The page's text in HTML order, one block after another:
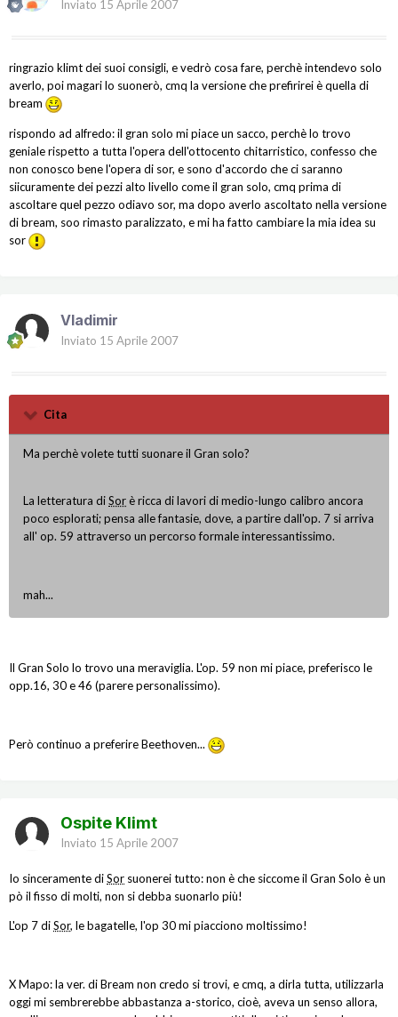
Inviato 15 Aprile 2007
ringrazio klimt dei suoi consigli, e vedrò cosa fare, perchè intendevo solo
averlo, poi magari lo suonerò, cmq la versione che prefirirei è quella di
bream
rispondo ad alfredo: il gran solo mi piace un sacco, perchè lo trovo
geniale rispetto a tutta l'opera dell'ottocento chitarristico, confesso che
non conosco bene l'opera di sor, e sono d'accordo che ci saranno
siicuramente dei pezzi alto livello come il gran solo, cmq prima di
ascoltare quel pezzo odiavo sor, ma dopo averlo ascoltato nella versione
di bream, soo rimasto paralizzato, e mi ha fatto cambiare la mia idea su
sor
Vladimir
Inviato 15 Aprile 2007
Cita
Ma perchè volete tutti suonare il Gran solo?
La letteratura diSorè ricca di lavori di medio-lungo calibro ancora
poco esplorati; pensa alle fantasie, dove, a partire dall'op. 7 si arriva
all' op. 59 attraverso un percorso formale interessantissimo.
mah...
Il Gran Solo lo trovo una meraviglia. L'op. 59 non mi piace, preferisco le
opp.16, 30 e 46 (parere personalissimo).
Però continuo a preferire Beethoven...
Ospite Klimt
Inviato 15 Aprile 2007
Io sinceramente diSor suonerei tutto: non è che siccome il Gran Solo è un
pò il fisso di molti, non si debba suonarlo più!
L'op 7 diSor, le bagatelle, l'op 30 mi piacciono moltissimo!
X Mapo: la ver. di Bream non credo si trovi, e cmq, a dirla tutta, utilizzarla
oggi mi sembrerebbe abbastanza a-storico, cioè, aveva un senso allora,